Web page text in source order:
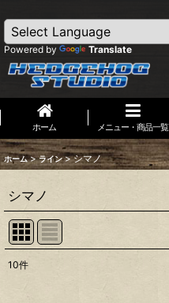
Powered by Translate
ホーム メニュー・商品一覧
ホーム > ライン > シマノ
シマノ
10件